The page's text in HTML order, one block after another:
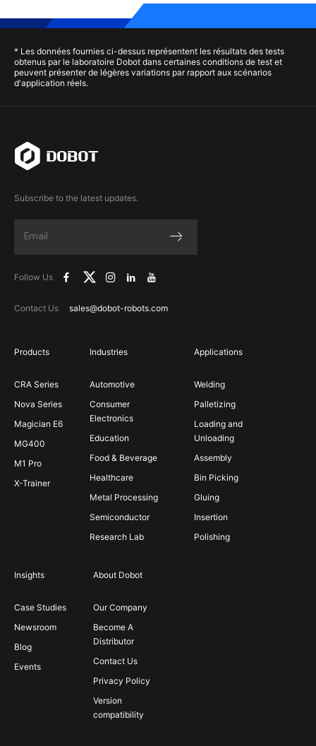
* Les données fournies ci-dessus représentent les résultats des tests
obtenus par le laboratoire Dobot dans certaines conditions de test et
peuvent présenter de légères variations par rapport aux scénarios
d'application réels.
Subscribe to the latest updates.
Follow Us
Contact Us sales@dobot-robots.com
Products
CRA Series
Nova Series
Magician E6
MG400
M1 Pro
X-Trainer
Industries
Automotive
Consumer
Electronics
Education
Food & Beverage
Healthcare
Metal Processing
Semiconductor
Research Lab
Applications
Welding
Palletizing
Loading and
Unloading
Assembly
Bin Picking
Gluing
Insertion
Polishing
Insights
Case Studies
Newsroom
Blog
Events
About Dobot
Our Company
Become A
Distributor
Contact Us
Privacy Policy
Version
compatibility